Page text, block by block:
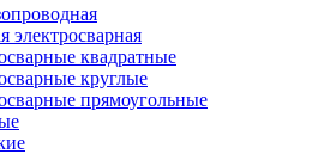
электросварная
квадратные
круглые
прямоугольные